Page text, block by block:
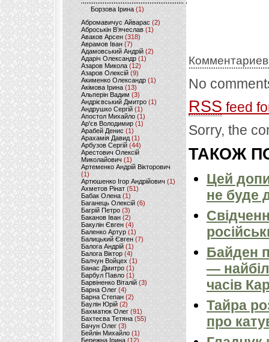
Борзова Ірина(1)
Абромавичус Айварас (2)
Аброськін В’ячеслав(1)
Аваков Арсен (318)
Аврамов Іван (7)
Адамовський Андрій(2)
Адаріч Олександр (1)
Азаров Микола (12)
Азаров Олексій (9)
Акименко Олександр(1)
Акімова Ірина(13)
Альперін Вадим (3)
Андрієвський Дмитро(1)
Андрушко Сергій(1)
Апостол Михайло(1)
Ар'єв Володимир (1)
Арабей Денис(1)
Арахамія Давид (1)
Арбузов Сергій (44)
Арестович Олексій
Миколайович(1)
Артеменко Андрій Вікторович
(1)
Артюшенко Ігор Андрійович(1)
Ахметов Рінат(51)
Бабак Олена(1)
Баганець Олексій(6)
Багрій Петро (3)
Баканов Іван(2)
Бакулін Євген (4)
Баленко Артур(1)
Балицький Євген(7)
Балога Андрій (1)
Балога Віктор (4)
Балчун Войцех (1)
Банас Дмитро (1)
Барбул Павло(1)
Барвіненко Віталій(3)
Барна Олег (4)
Барна Степан (2)
Баулін Юрій (2)
Бахматюк Олег (91)
Бахтеєва Тетяна(55)
Бачун Олег (3)
Бейлін Михайло (1)
Бережна Ірина(12)
No
RSS feed
Sorry, the
ТАКОЖ
Цей
не буде
Байден
—
часів
Тайра
про